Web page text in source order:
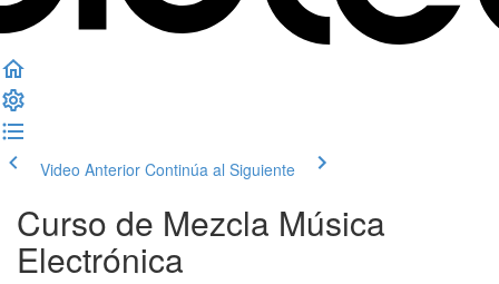
Video Anterior Continúa al Siguiente
Curso de Mezcla Música
Electrónica